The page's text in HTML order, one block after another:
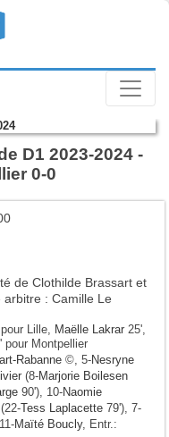
D1 2023-2024 -
0-0
de Clothilde Brassart et
: Camille Le
Lille, Maëlle Lakrar 25',
pour Montpellier
Rabanne ©, 5-Nesryne
(8-Marjorie Boilesen
90'), 10-Naomie
(22-Tess Laplacette 79'), 7-
Maïté Boucly, Entr.: